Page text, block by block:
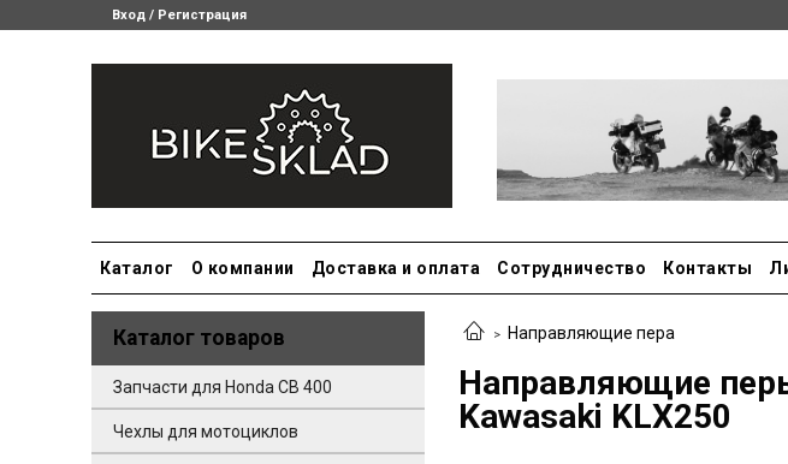
Вход / Регистрация
Каталог О компании Доставка и оплата Сотрудничество Контакты
Направляющие пера
Направляющие
Kawasaki KLX250
Каталог товаров
Запчасти для Honda CB 400
Чехлы для мотоциклов